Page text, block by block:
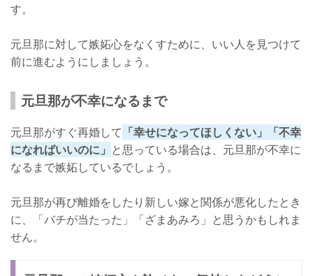
す。
元旦那に対して嫉妬心をなくすために、いい人を見つけて
前に進むようにしましょう。
元旦那が不幸になるまで
元旦那がすぐ再婚して 「幸せになってほしくない」「不幸
になればいいのに」 と思っている場合は、元旦那が不幸に
なるまで嫉妬しているでしょう。
元旦那が再び離婚をしたり新しい嫁と関係が悪化したとき
に、「バチが当たった」「ざまあみろ」と思うかもしれま
せん。